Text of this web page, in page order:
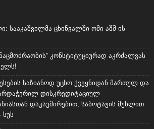
სააკაშვილმა ცხინვალში ომი აშშ-ის
კონსტიტუციურად აკრძალვას
საზიანოდ უცხო ქვეყნიდან მართულ და
დისკრედიტაციულ
დაკავშირებით, საბოტაჟის მუხლით
სუს